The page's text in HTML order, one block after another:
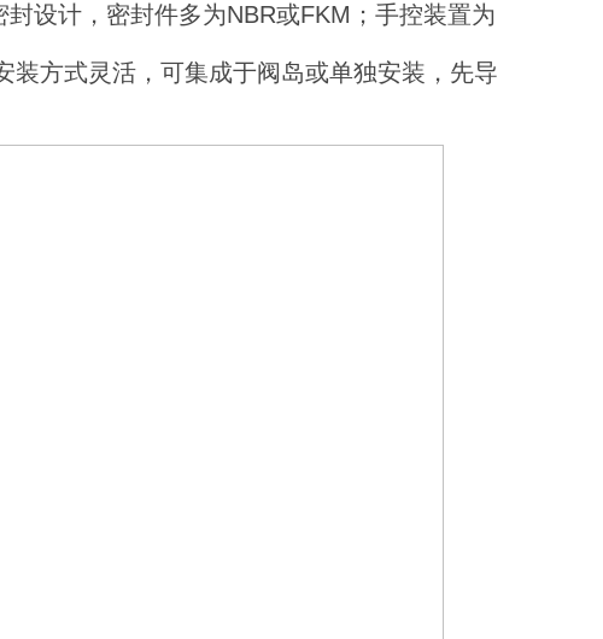
设计，密封件多为NBR或FKM；手控装置为
方式灵活，可集成于阀岛或单独安装，先导